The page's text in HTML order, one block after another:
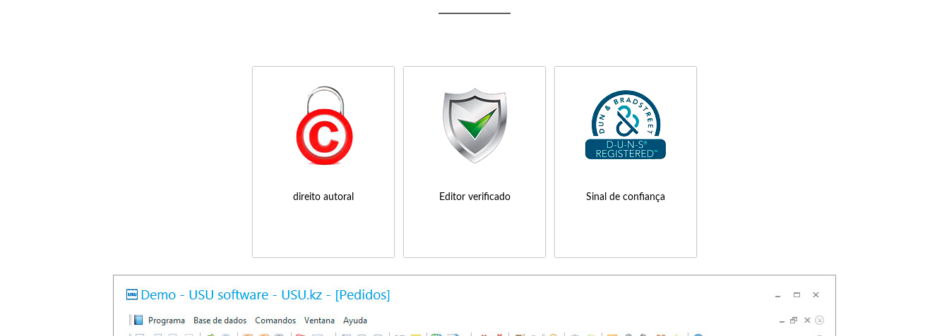
direito autoral Editor verificado Sinal de confiança